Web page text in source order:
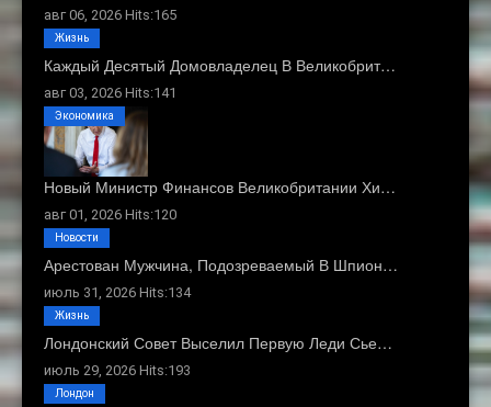
авг 06, 2026 Hits:165
Каждый Десятый Домовладелец В Великобрит…
авг 03, 2026 Hits:141
Жизнь
Новый Министр Финансов Великобритании Хи…
авг 01, 2026 Hits:120
Экономика
Арестован Мужчина, Подозреваемый В Шпион…
июль 31, 2026 Hits:134
Новости
Лондонский Совет Выселил Первую Леди Сье…
июль 29, 2026 Hits:193
Жизнь
Лондон